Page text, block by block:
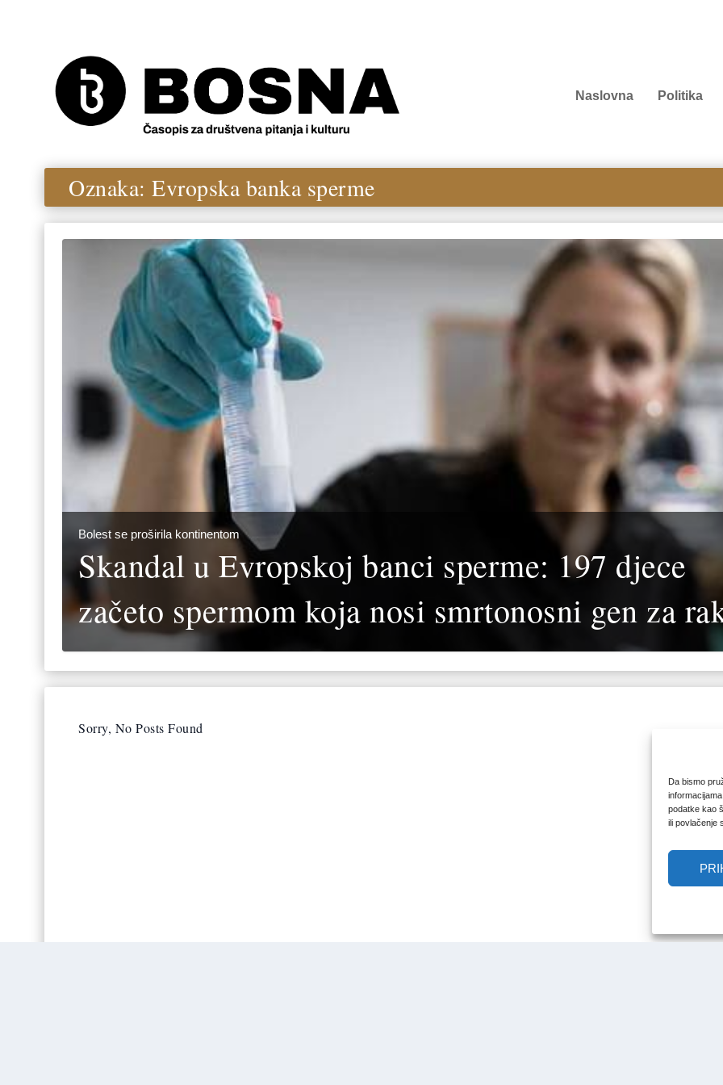
Da bismo
podatke kao
ili povlačenje
Naslovna Politika
Oznaka:Evropska banka sperme
Bolest se proširila kontinentom
Skandal u Evropskoj banci sperme: 197 djece
začeto spermom koja nosi smrtonosni gen za
Sorry, No Posts Found